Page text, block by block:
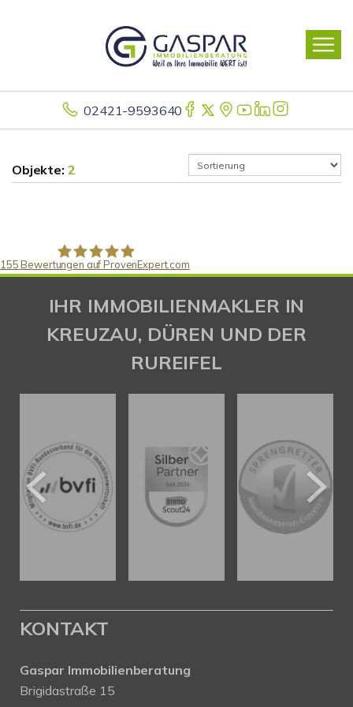
02421-9593640
Objekte: 2
Gaspar Immobilienberatung
155 Bewertungen auf ProvenExpert.com
IHR IMMOBILIENMAKLER IN
KREUZAU, DÜREN UND DER
RUREIFEL
KONTAKT
Gaspar Immobilienberatung
Brigidastraße 15